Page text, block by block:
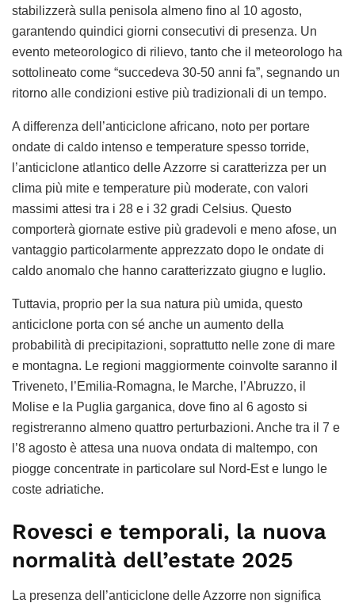
stabilizzerà sulla penisola almeno fino al 10 agosto,
garantendo quindici giorni consecutivi di presenza. Un
evento meteorologico di rilievo, tanto che il meteorologo ha
sottolineato come “succedeva 30-50 anni fa”, segnando un
ritorno alle condizioni estive più tradizionali di un tempo.
A differenza dell’anticiclone africano, noto per portare
ondate di caldo intenso e temperature spesso torride,
l’anticiclone atlantico delle Azzorre si caratterizza per un
clima più mite e temperature più moderate, con valori
massimi attesi tra i 28 e i 32 gradi Celsius. Questo
comporterà giornate estive più gradevoli e meno afose, un
vantaggio particolarmente apprezzato dopo le ondate di
caldo anomalo che hanno caratterizzato giugno e luglio.
Tuttavia, proprio per la sua natura più umida, questo
anticiclone porta con sé anche un aumento della
probabilità di precipitazioni, soprattutto nelle zone di mare
e montagna. Le regioni maggiormente coinvolte saranno il
Triveneto, l’Emilia-Romagna, le Marche, l’Abruzzo, il
Molise e la Puglia garganica, dove fino al 6 agosto si
registreranno almeno quattro perturbazioni. Anche tra il 7 e
l’8 agosto è attesa una nuova ondata di maltempo, con
piogge concentrate in particolare sul Nord-Est e lungo le
coste adriatiche.
Rovesci e temporali, la nuova
normalità dell’estate 2025
La presenza dell’anticiclone delle Azzorre non significa